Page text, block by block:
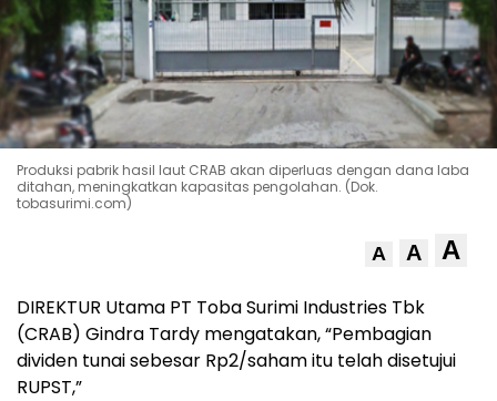
Produksi pabrik hasil laut CRAB akan diperluas dengan dana laba
ditahan, meningkatkan kapasitas pengolahan. (Dok.
tobasurimi.com)
A A A
DIREKTUR Utama PT Toba Surimi Industries Tbk
(CRAB) Gindra Tardy mengatakan, “Pembagian
dividen tunai sebesar Rp2/saham itu telah disetujui
RUPST,”